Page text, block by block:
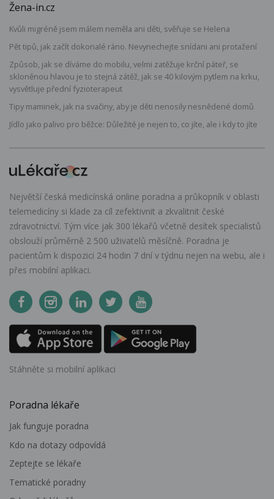
Žena-in.cz
Kvůli migréně jsem málem neměla ani děti, svěřuje se Helena
Pět tipů, jak začít dokonalé ráno. Nevynechejte snídani ani protažení
Způsob, jak se díváme do mobilu, velmi zatěžuje krční páteř, se
skloněnou hlavou je to stejná zátěž, jak se 40 kilovým pytlem na krku,
vysvětluje přední fyzioterapeut
Tipy maminek, jak na svačiny, aby je děti nenosily nesnědené domů
Jídlo jako palivo pro běžce: Důležité je nejen to, co jíte, ale i kdy to jíte
Největší česká medicínská online poradna a průkopník v oblasti
telemedicíny si klade za cíl zefektivnit a zkvalitnit české
zdravotnictví. Tým více jak 300 lékařů včetně desítek specialistů
obslouží průměrně 2 500 uživatelů měsíčně. Poradna je
pacientům k dispozici 24 hodin 7 dní v týdnu nejen na webu, ale i
přes mobilní aplikaci.
Stáhněte si mobilní aplikaci
Poradna lékaře
Jak funguje poradna
Kdo na dotazy odpovídá
Zeptejte se lékaře
Tematické poradny